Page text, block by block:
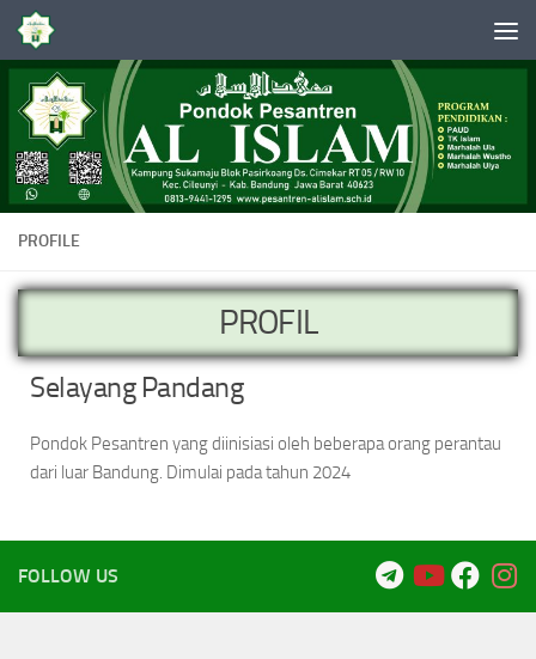
Skip to content
PROFILE
PROFIL
Selayang Pandang
Pondok Pesantren yang diinisiasi oleh beberapa orang perantau
dari luar Bandung. Dimulai pada tahun 2024
FOLLOW US